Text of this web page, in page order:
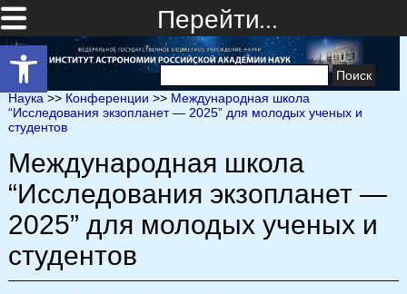
Открыть панель инструментов
Перейти…
Найти:
Наука >> Конференции >> Международная школа
“Исследования экзопланет — 2025” для молодых ученых и
студентов
Международная школа
“Исследования экзопланет —
2025” для молодых ученых и
студентов